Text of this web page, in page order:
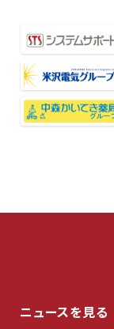
ニュースを見る